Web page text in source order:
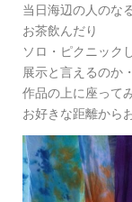
当日海辺の人のな
お茶飲んだり
ソロ・ピクニック
展示と言えるのか
作品の上に座って
お好きな距離から